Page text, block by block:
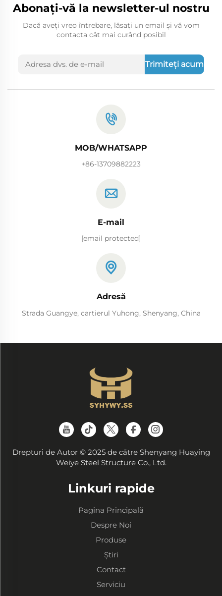
Abonați-vă la newsletter-ul nostru
Dacă aveți vreo întrebare, lăsați un email și vă vom
contacta cât mai curând posibil
Trimiteți acum
MOB/WHATSAPP
+86-13709882223
E-mail
[email protected]
Adresă
Strada Guangye, cartierul Yuhong, Shenyang, China
Drepturi de Autor © 2025 de către Shenyang Huaying
Weiye Steel Structure Co., Ltd.
Linkuri rapide
Pagina Principală
Despre Noi
Produse
Știri
Contact
Serviciu